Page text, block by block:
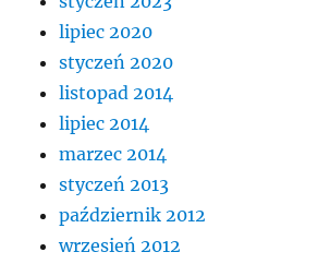
lipiec 2020
styczeń 2020
listopad 2014
lipiec 2014
marzec 2014
styczeń 2013
październik 2012
wrzesień 2012